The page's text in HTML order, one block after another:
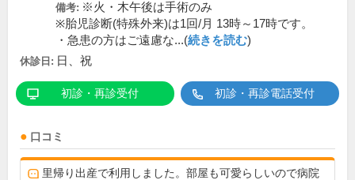
備考: ※火・木午後は手術のみ
※胎児診断(特殊外来)は1回/月 13時～17時です。
・急患の方はご遠慮な...(続きを読む)
休診日: 日、祝
初診・再診受付 初診・再診電話受付
口コミ
里帰り出産で利用しました。部屋も可愛らしいので病院